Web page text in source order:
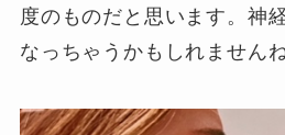
度のものだと思います。神
なっちゃうかもしれませんね